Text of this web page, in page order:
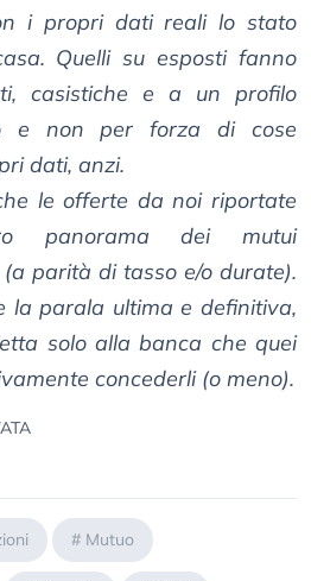
i propri dati reali lo stato
Quelli su esposti fanno
casistiche e a un profilo
e non per forza di cose
dati, anzi.
le offerte da noi riportate
panorama dei mutui
parità di tasso e/o durate).
la parala ultima e definitiva,
solo alla banca che quei
concederli (o meno).
# Mutuo